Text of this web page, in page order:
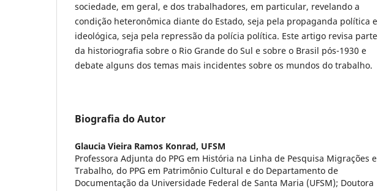
sociedade, em geral, e dos trabalhadores, em particular, revelando a
condição heteronômica diante do Estado, seja pela propaganda política e
ideológica, seja pela repressão da polícia política. Este artigo revisa parte
da historiografia sobre o Rio Grande do Sul e sobre o Brasil pós-1930 e
debate alguns dos temas mais incidentes sobre os mundos do trabalho.
Biografia do Autor
Glaucia Vieira Ramos Konrad, UFSM
Professora Adjunta do PPG em História na Linha de Pesquisa Migrações e
Trabalho, do PPG em Patrimônio Cultural e do Departamento de
Documentação da Universidade Federal de Santa Maria (UFSM); Doutora